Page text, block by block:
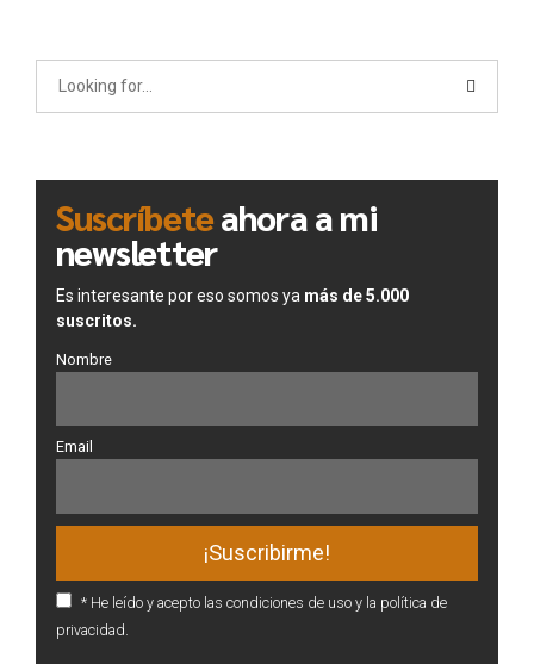
Suscríbeteahora a mi
newsletter
Es interesante por eso somos ya más de 5.000
suscritos.
Nombre
Email
* He leído y acepto las condiciones de uso y la política de
privacidad.